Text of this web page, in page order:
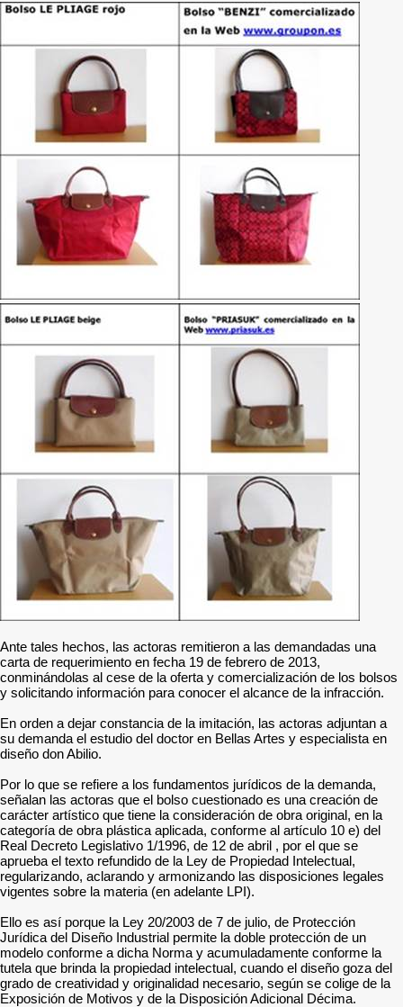
Ante tales hechos, las actoras remitieron a las demandadas una
carta de requerimiento en fecha 19 de febrero de 2013,
conminándolas al cese de la oferta y comercialización de los bolsos
y solicitando información para conocer el alcance de la infracción.
En orden a dejar constancia de la imitación, las actoras adjuntan a
su demanda el estudio del doctor en Bellas Artes y especialista en
diseño don Abilio.
Por lo que se refiere a los fundamentos jurídicos de la demanda,
señalan las actoras que el bolso cuestionado es una creación de
carácter artístico que tiene la consideración de obra original, en la
categoría de obra plástica aplicada, conforme al artículo 10 e) del
Real Decreto Legislativo 1/1996, de 12 de abril , por el que se
aprueba el texto refundido de la Ley de Propiedad Intelectual,
regularizando, aclarando y armonizando las disposiciones legales
vigentes sobre la materia (en adelante LPI).
Ello es así porque la Ley 20/2003 de 7 de julio, de Protección
Jurídica del Diseño Industrial permite la doble protección de un
modelo conforme a dicha Norma y acumuladamente conforme la
tutela que brinda la propiedad intelectual, cuando el diseño goza del
grado de creatividad y originalidad necesario, según se colige de la
Exposición de Motivos y de la Disposición Adicional Décima.